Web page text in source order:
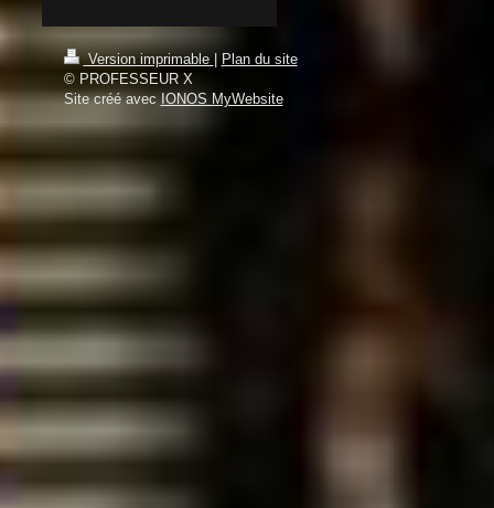
Version imprimable | Plan du site
© PROFESSEUR X
Site créé avecIONOS MyWebsite